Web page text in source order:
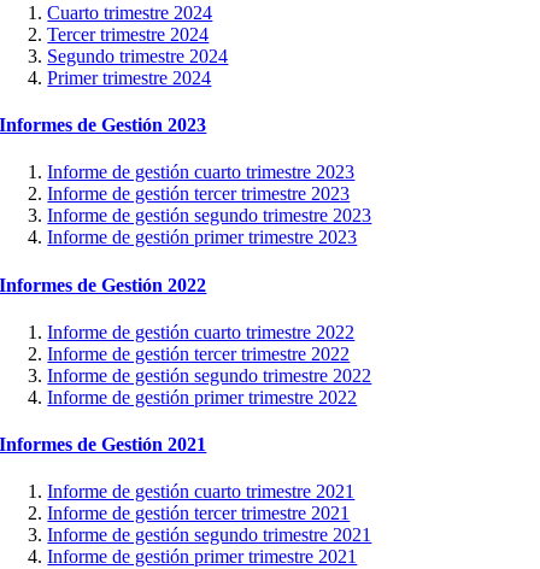
Cuarto trimestre 2024
Tercer trimestre 2024
Segundo trimestre 2024
Primer trimestre 2024
Informes de Gestión 2023
Informe de gestión cuarto trimestre 2023
Informe de gestión tercer trimestre 2023
Informe de gestión segundo trimestre 2023
Informe de gestión primer trimestre 2023
Informes de Gestión 2022
Informe de gestión cuarto trimestre 2022
Informe de gestión tercer trimestre 2022
Informe de gestión segundo trimestre 2022
Informe de gestión primer trimestre 2022
Informes de Gestión 2021
Informe de gestión cuarto trimestre 2021
Informe de gestión tercer trimestre 2021
Informe de gestión segundo trimestre 2021
Informe de gestión primer trimestre 2021